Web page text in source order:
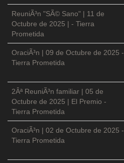
ReuniÃ³n "SÃ© Sano" | 11 de
Octubre de 2025 | - Tierra
Prometida
OraciÃ³n | 09 de Octubre de 2025 -
Tierra Prometida
2Âª ReuniÃ³n familiar | 05 de
Octubre de 2025 | El Premio -
Tierra Prometida
OraciÃ³n | 02 de Octubre de 2025 -
Tierra Prometida